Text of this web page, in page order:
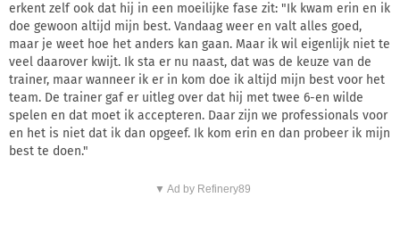
erkent zelf ook dat hij in een moeilijke fase zit: "Ik kwam erin en ik
doe gewoon altijd mijn best. Vandaag weer en valt alles goed,
maar je weet hoe het anders kan gaan. Maar ik wil eigenlijk niet te
veel daarover kwijt. Ik sta er nu naast, dat was de keuze van de
trainer, maar wanneer ik er in kom doe ik altijd mijn best voor het
team. De trainer gaf er uitleg over dat hij met twee 6-en wilde
spelen en dat moet ik accepteren. Daar zijn we professionals voor
en het is niet dat ik dan opgeef. Ik kom erin en dan probeer ik mijn
best te doen."
▼ Ad by Refinery89